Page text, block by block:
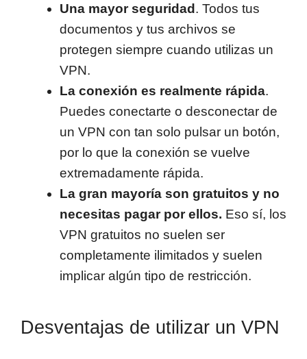
Una mayor seguridad . Todos tus
documentos y tus archivos se
protegen siempre cuando utilizas un
VPN.
La conexión es realmente rápida.
Puedes conectarte o desconectar de
un VPN con tan solo pulsar un botón,
por lo que la conexión se vuelve
extremadamente rápida.
La gran mayoría son gratuitos y no
necesitas pagar por ellos. Eso sí, los
VPN gratuitos no suelen ser
completamente ilimitados y suelen
implicar algún tipo de restricción.
Desventajas de utilizar un VPN